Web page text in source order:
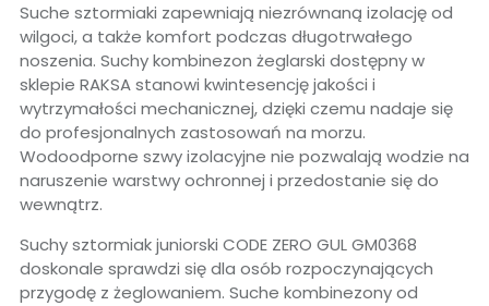
Suche sztormiaki zapewniają niezrównaną izolację od
wilgoci, a także komfort podczas długotrwałego
noszenia. Suchy kombinezon żeglarski dostępny w
sklepie RAKSA stanowi kwintesencję jakości i
wytrzymałości mechanicznej, dzięki czemu nadaje się
do profesjonalnych zastosowań na morzu.
Wodoodporne szwy izolacyjne nie pozwalają wodzie na
naruszenie warstwy ochronnej i przedostanie się do
wewnątrz.
Suchy sztormiak juniorski CODE ZERO GUL GM0368
doskonale sprawdzi się dla osób rozpoczynających
przygodę z żeglowaniem. Suche kombinezony od